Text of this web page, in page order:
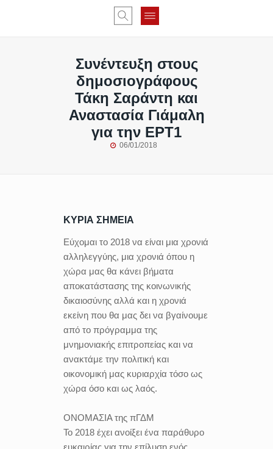
Συνέντευξη στους
δημοσιογράφους
Τάκη Σαράντη και
Αναστασία Γιάμαλη
για την ΕΡΤ1
06/01/2018
ΚΥΡΙΑ ΣΗΜΕΙΑ
Εύχομαι το 2018 να είναι μια χρονιά
αλληλεγγύης, μια χρονιά όπου η
χώρα μας θα κάνει βήματα
αποκατάστασης της κοινωνικής
δικαιοσύνης αλλά και η χρονιά
εκείνη που θα μας δει να βγαίνουμε
από το πρόγραμμα της
μνημονιακής επιτροπείας και να
ανακτάμε την πολιτική και
οικονομική μας κυριαρχία τόσο ως
χώρα όσο και ως λαός.
ΟΝΟΜΑΣΙΑ της πΓΔΜ
Το 2018 έχει ανοίξει ένα παράθυρο
ευκαιρίας για την επίλυση ενός